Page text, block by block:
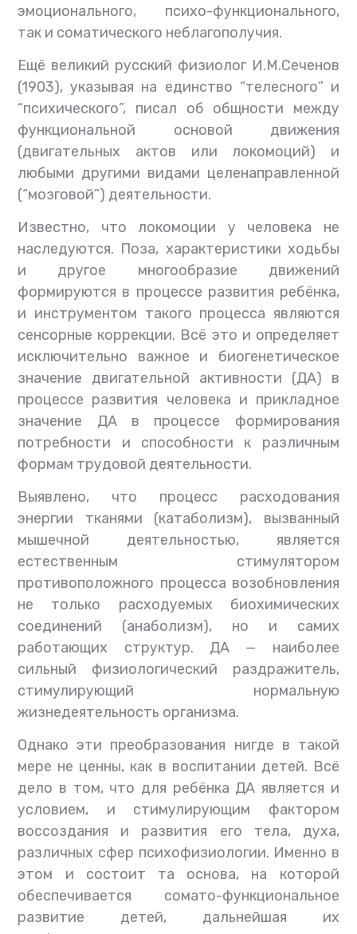
эмоционального, психо-функционального,
так и соматического неблагополучия.
Ещё великий русский физиолог И.М.Сеченов
(1903), указывая на единство “телесного” и
“психического”, писал об общности между
функциональной основой движения
(двигательных актов или локомоций) и
любыми другими видами целенаправленной
(“мозговой”) деятельности.
Известно, что локомоции у человека не
наследуются. Поза, характеристики ходьбы
и другое многообразие движений
формируются в процессе развития ребёнка,
и инструментом такого процесса являются
сенсорные коррекции. Всё это и определяет
исключительно важное и биогенетическое
значение двигательной активности (ДА) в
процессе развития человека и прикладное
значение ДА в процессе формирования
потребности и способности к различным
формам трудовой деятельности.
Выявлено, что процесс расходования
энергии тканями (катаболизм), вызванный
мышечной деятельностью, является
естественным стимулятором
противоположного процесса возобновления
не только расходуемых биохимических
соединений (анаболизм), но и самих
работающих структур. ДА — наиболее
сильный физиологический раздражитель,
стимулирующий нормальную
жизнедеятельность организма.
Однако эти преобразования нигде в такой
мере не ценны, как в воспитании детей. Всё
дело в том, что для ребёнка ДА является и
условием, и стимулирующим фактором
воссоздания и развития его тела, духа,
различных сфер психофизиологии. Именно в
этом и состоит та основа, на которой
обеспечивается сомато-функциональное
развитие детей, дальнейшая их